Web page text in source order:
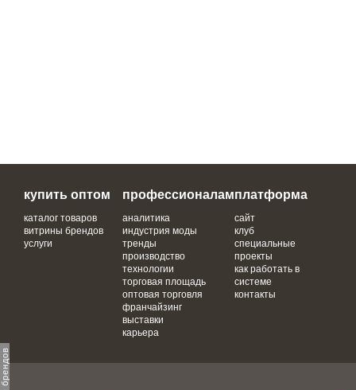
купить оптом
каталог товаров
витрины брендов
услуги
профессионалам
аналитика
индустрия моды
тренды
производство
технологии
торговая площадь
оптовая торговля
франчайзинг
выставки
карьера
платформа
сайт
клуб
специальные
проекты
как работать в
системе
контакты